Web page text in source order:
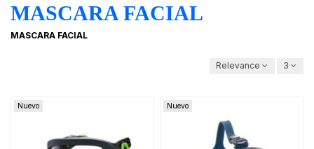
MASCARA FACIAL
MASCARA FACIAL
Relevance 3
Nuevo Nuevo